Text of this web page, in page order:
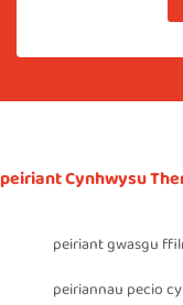
peiriant Cynhwysu
peiriant gwasgu
peiriannau pecio